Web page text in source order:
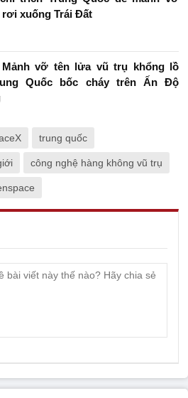
xuống Trái Đất
Mảnh vỡ tên lửa vũ trụ khổng lồ
Quốc bốc cháy trên Ấn Độ
trung quốc
công nghệ hàng không vũ trụ